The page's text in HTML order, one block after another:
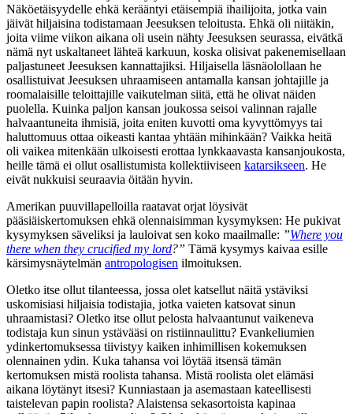
Näköetäisyydelle ehkä kerääntyi etäisempiä ihailijoita, jotka vain
jäivät hiljaisina todistamaan Jeesuksen teloitusta. Ehkä oli niitäkin,
joita viime viikon aikana oli usein nähty Jeesuksen seurassa, eivätkä
nämä nyt uskaltaneet lähteä karkuun, koska olisivat pakenemisellaan
paljastuneet Jeesuksen kannattajiksi. Hiljaisella läsnäolollaan he
osallistuivat Jeesuksen uhraamiseen antamalla kansan johtajille ja
roomalaisille teloittajille vaikutelman siitä, että he olivat näiden
puolella. Kuinka paljon kansan joukossa seisoi valinnan rajalle
halvaantuneita ihmisiä, joita eniten kuvotti oma kyvyttömyys tai
haluttomuus ottaa oikeasti kantaa yhtään mihinkään? Vaikka heitä
oli vaikea mitenkään ulkoisesti erottaa lynkkaavasta kansanjoukosta,
heille tämä ei ollut osallistumista kollektiiviseen katarsikseen. He
eivät nukkuisi seuraavia öitään hyvin.
Amerikan puuvillapelloilla raatavat orjat löysivät
pääsiäiskertomuksen ehkä olennaisimman kysymyksen: He pukivat
kysymyksen säveliksi ja lauloivat sen koko maailmalle: ”Where you
there when they crucified my lord?” Tämä kysymys kaivaa esille
kärsimysnäytelmän antropologisen ilmoituksen.
Oletko itse ollut tilanteessa, jossa olet katsellut näitä ystäviksi
uskomisiasi hiljaisia todistajia, jotka vaieten katsovat sinun
uhraamistasi? Oletko itse ollut pelosta halvaantunut vaikeneva
todistaja kun sinun ystävääsi on ristiinnaulittu? Evankeliumien
ydinkertomuksessa tiivistyy kaiken inhimillisen kokemuksen
olennainen ydin. Kuka tahansa voi löytää itsensä tämän
kertomuksen mistä roolista tahansa. Mistä roolista olet elämäsi
aikana löytänyt itsesi? Kunniastaan ja asemastaan kateellisesti
taistelevan papin roolista? Alaistensa sekasortoista kapinaa